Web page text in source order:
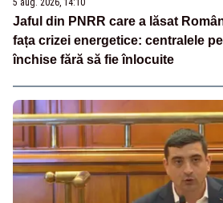
Jaful din PNRR care a lăsat
fața crizei energetice: centralele
închise fără să fie înlocuite